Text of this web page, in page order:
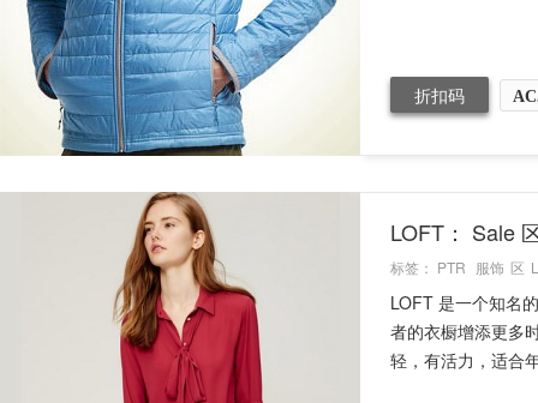
折扣码
LOFT： Sale
标签： PTR 服饰 区
LOFT 是一个知名
者的衣橱增添更多
轻，有活力，适合